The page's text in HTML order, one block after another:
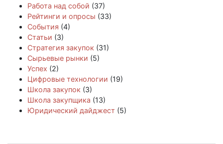
Работа над собой (37)
Рейтинги и опросы (33)
События (4)
Статьи (3)
Стратегия закупок (31)
Сырьевые рынки (5)
Успех (2)
Цифровые технологии (19)
Школа закупок (3)
Школа закупщика (13)
Юридический дайджест (5)